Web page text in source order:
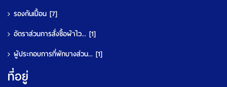
รองกันเปื้อน [7]
อัตราส่วนการสั่งซื้อผ้าไว... [1]
ผู้ประกอบการที่พักบางส่วน... [1]
ที่อยู่